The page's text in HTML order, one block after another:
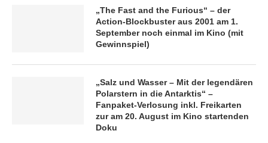
„The Fast and the Furious“ – der
Action-Blockbuster aus 2001 am 1.
September noch einmal im Kino (mit
Gewinnspiel)
„Salz und Wasser – Mit der legendären
Polarstern in die Antarktis“ –
Fanpaket-Verlosung inkl. Freikarten
zur am 20. August im Kino startenden
Doku